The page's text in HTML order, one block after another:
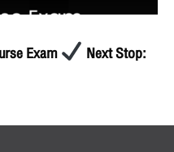
Exam
Next Stop: